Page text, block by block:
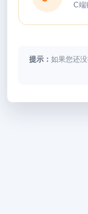
C端
提示： 如果您还